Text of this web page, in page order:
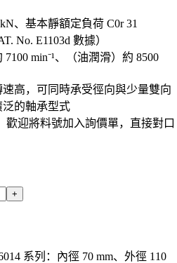
、基本靜額定負荷 C0r 31
No. E1103d 數據）
min⁻¹、（油潤滑）約 8500
高，可同時承受徑向與少量雙向
的軸承型式
歡迎將料號加入詢價單，直接對口
+
系列：內徑 70 mm、外徑 110